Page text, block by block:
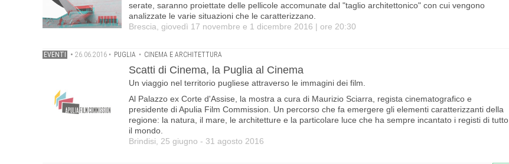
serate, saranno proiettate delle pellicole accomunate dal "taglio architettonico" con cui vengono
analizzate le varie situazioni che le caratterizzano.
Brescia, giovedì 17 novembre e 1 dicembre 2016 | ore 20:30
EVENTI • 26.06.2016 • PUGLIA • CINEMA E ARCHITETTURA
Scatti di Cinema, la Puglia al Cinema
Un viaggio nel territorio pugliese attraverso le immagini dei film.
Al Palazzo ex Corte d'Assise, la mostra a cura di Maurizio Sciarra, regista cinematografico e
presidente di Apulia Film Commission. Un percorso che fa emergere gli elementi caratterizzanti della
regione: la natura, il mare, le architetture e la particolare luce che ha sempre incantato i registi di tutto
il mondo.
Brindisi, 25 giugno - 31 agosto 2016